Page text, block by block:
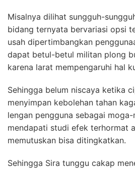
Misalnya dilihat sungguh-
bidang ternyata bervariasi opsi
usah dipertimbangkan
dapat betul-betul militan plong
karena larat mempengaruhi hal
Sehingga belum niscaya ketika
menyimpan kebolehan tahan
lengan pengguna sebagai
mendapati studi efek terhormat
memutuskan bisa ditingkatkan.
Sehingga Sira tunggu cakap